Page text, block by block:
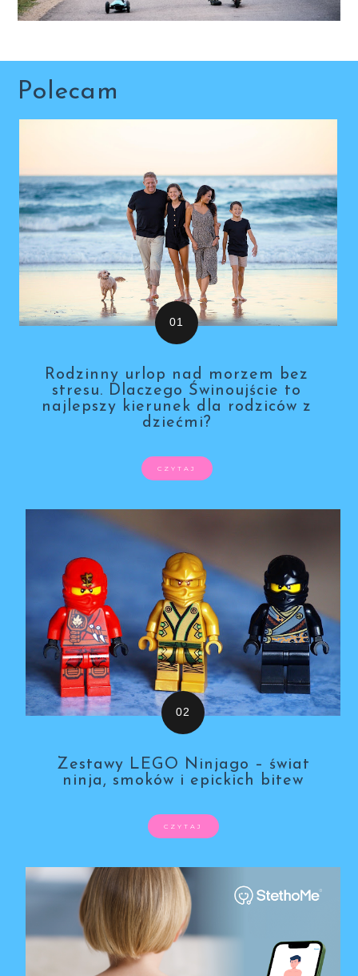
Polecam
Rodzinny urlop nad morzem bez
stresu. Dlaczego Świnoujście to
najlepszy kierunek dla rodziców z
dziećmi?
CZYTAJ
Zestawy LEGO Ninjago – świat
ninja, smoków i epickich bitew
CZYTAJ